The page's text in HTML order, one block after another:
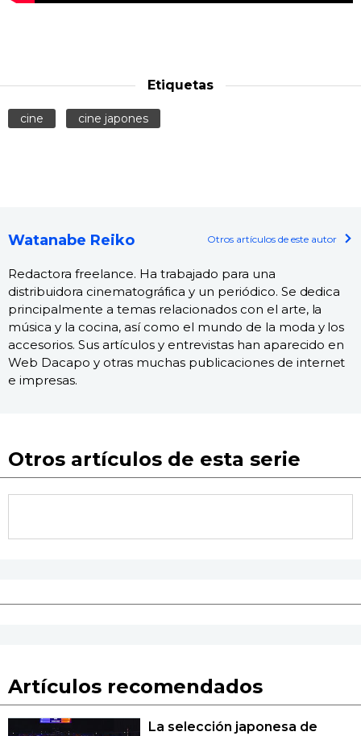
Etiquetas
cine cine japones
Watanabe Reiko Otros artículos de este autor
Redactora freelance. Ha trabajado para una
distribuidora cinematográfica y un periódico. Se dedica
principalmente a temas relacionados con el arte, la
música y la cocina, así como el mundo de la moda y los
accesorios. Sus artículos y entrevistas han aparecido en
Web Dacapo y otras muchas publicaciones de internet
e impresas.
Otros artículos de esta serie
Artículos recomendados
La selección japonesa de